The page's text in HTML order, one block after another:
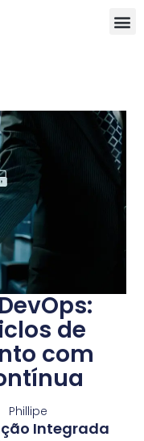
de
com
Phillipe
Integrada